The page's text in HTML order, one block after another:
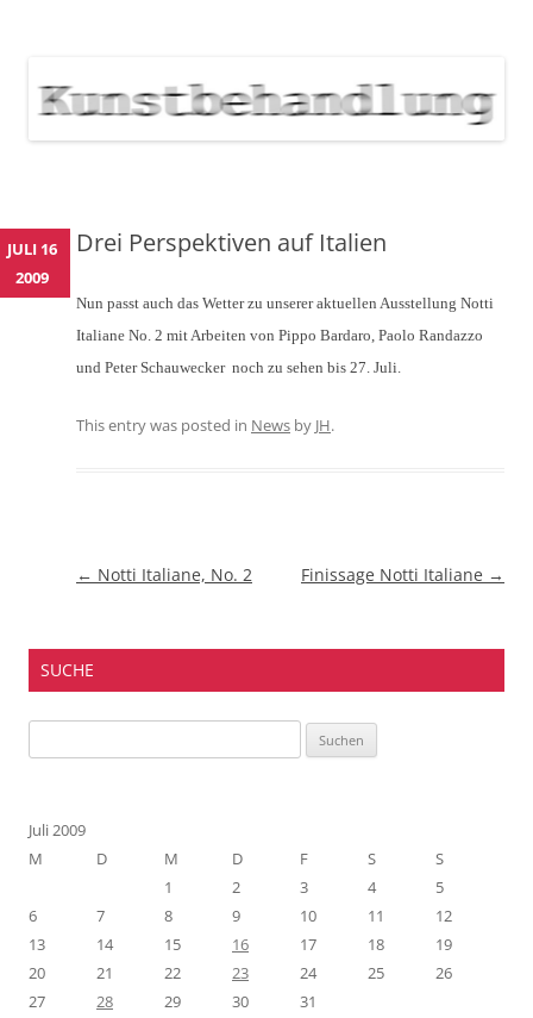
NEWS
Drei Perspektiven auf Italien
Nun passt auch das Wetter zu unserer aktuellen Ausstellung Notti
Italiane No. 2 mit Arbeiten von Pippo Bardaro, Paolo Randazzo
und Peter Schauwecker  noch zu sehen bis 27. Juli.
This entry was posted in News by JH.
JULI 16
2009
Beitragsnavigation
← Notti Italiane, No. 2 Finissage Notti Italiane →
SUCHE
nach:
Juli 2009
M
D M D F S
S
1
2 3 4
5
6
7 8 9 10 11
12
13
14 15 16 17 18
19
20
21 22 23 24 25
26
27
28 29 30
31